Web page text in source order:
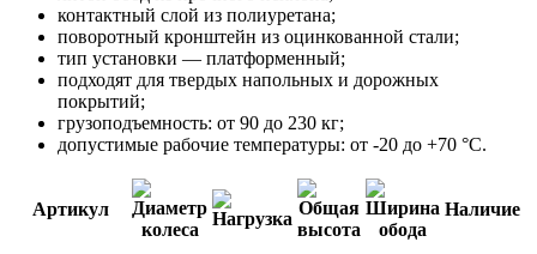
контактный слой из полиуретана;
поворотный кронштейн из оцинкованной стали;
тип установки — платформенный;
подходят для твердых напольных и дорожных
покрытий;
грузоподъемность: от 90 до 230 кг;
допустимые рабочие температуры: от -20 до +70 °С.
Артикул Наличие